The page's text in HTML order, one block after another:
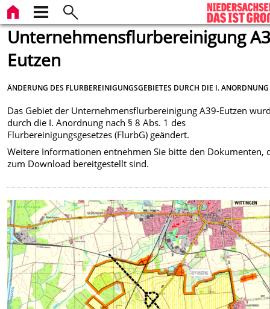
Unternehmensflurbereinigung
Eutzen
ÄNDERUNG DES FLURBEREINIGUNGSGEBIETES DURCH DIE I. ANORDNUNG
Das Gebiet der Unternehmensflurbereinigung A39-Eutzen
durch die I. Anordnung nach § 8 Abs. 1 des
Flurbereinigungsgesetzes (FlurbG) geändert.
Weitere Informationen entnehmen Sie bitte den Dokumenten,
zum Download bereitgestellt sind.